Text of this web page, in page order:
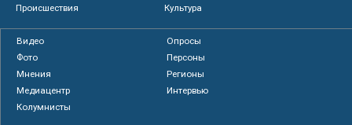
Происшествия
Культура
Видео
Опросы
Фото
Персоны
Мнения
Регионы
Медиацентр
Интервью
Колумнисты